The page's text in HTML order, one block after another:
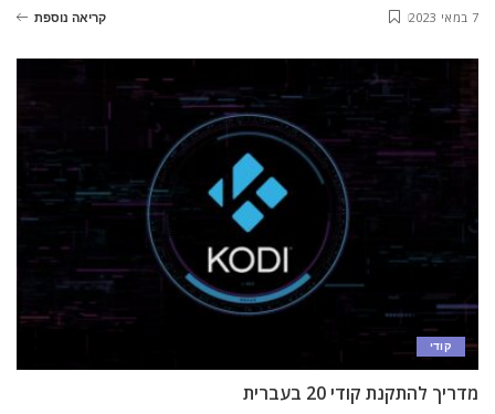
7 במאי 2023 קריאה נוספת
קודי
מדריך להתקנת קודי 20 בעברית